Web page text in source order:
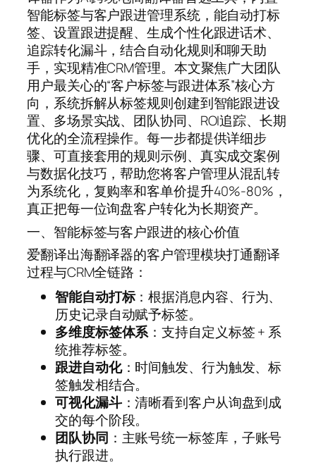
智能标签与客户跟进管理系统，能自动打标
签、设置跟进提醒、生成个性化跟进话术、
追踪转化漏斗，结合自动化规则和聊天助
手，实现精准CRM管理。本文聚焦广大团队
用户最关心的“客户标签与跟进体系”核心方
向，系统拆解从标签规则创建到智能跟进设
置、多场景实战、团队协同、ROI追踪、长期
优化的全流程操作。每一步都提供详细步
骤、可直接套用的规则示例、真实成交案例
与数据化技巧，帮助您将客户管理从混乱转
为系统化，复购率和客单价提升40%-80%，
真正把每一位询盘客户转化为长期资产。
一、智能标签与客户跟进的核心价值
爱翻译出海翻译器的客户管理模块打通翻译
过程与CRM全链路：
智能自动打标：根据消息内容、行为、
历史记录自动赋予标签。
多维度标签体系：支持自定义标签 + 系
统推荐标签。
跟进自动化：时间触发、行为触发、标
签触发相结合。
可视化漏斗：清晰看到客户从询盘到成
交的每个阶段。
团队协同 ：主账号统一标签库，子账号
执行跟进。